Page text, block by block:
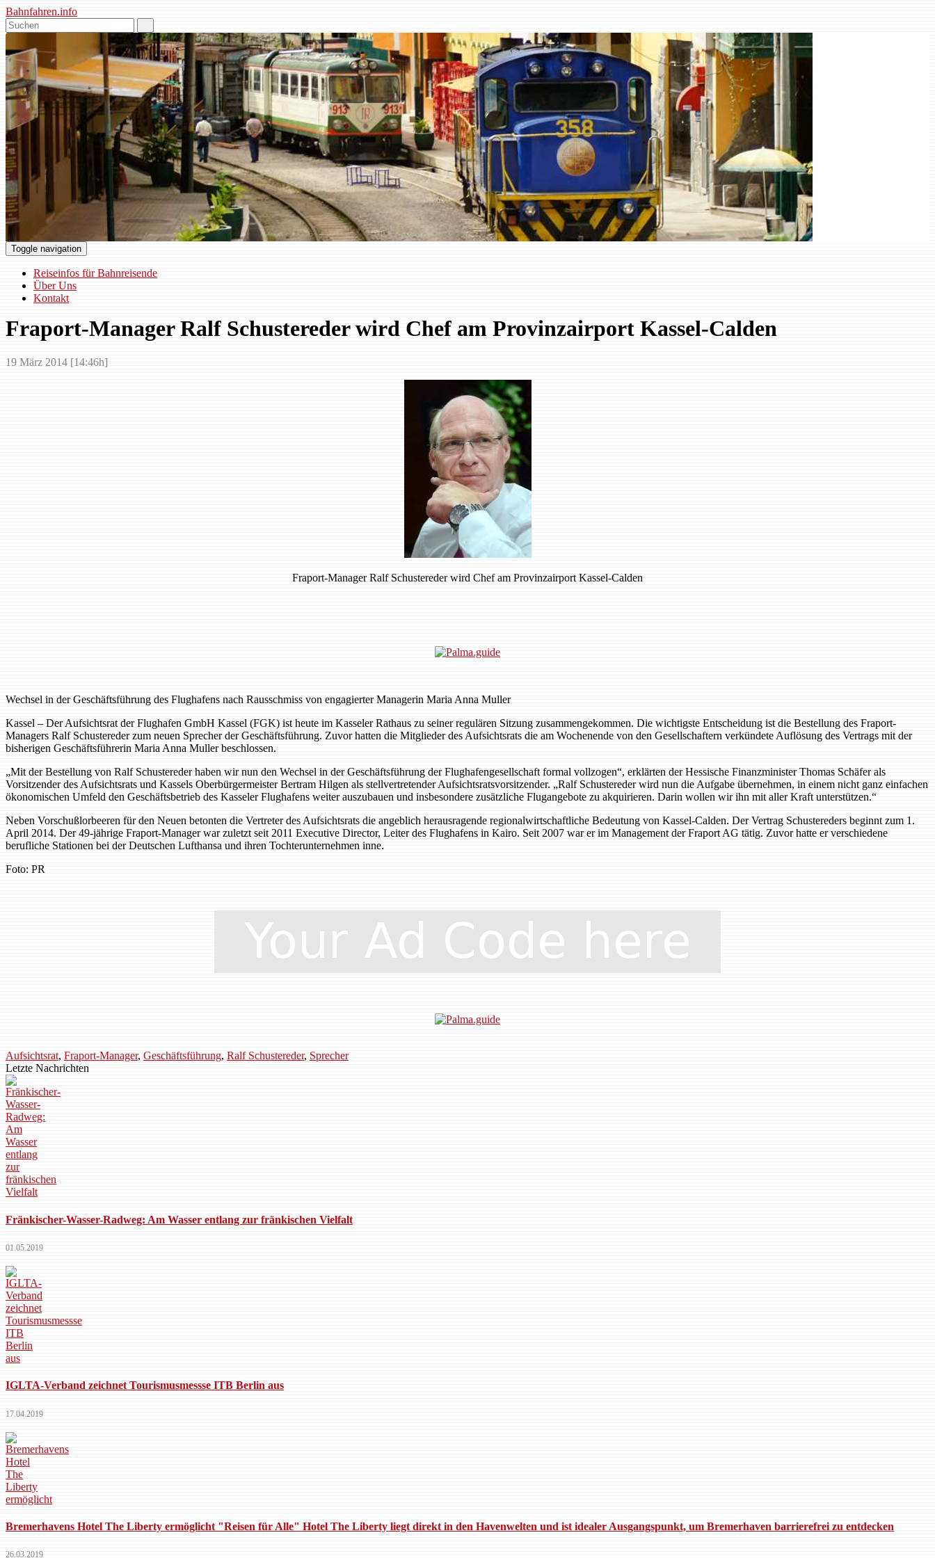
Bahnfahren.info
Toggle navigation
Reiseinfos für Bahnreisende
Über Uns
Kontakt
Fraport-Manager Ralf Schustereder wird Chef am Provinzairport Kassel-Calden
19 März 2014 [14:46h]
Fraport-Manager Ralf Schustereder wird Chef am Provinzairport Kassel-Calden
Wechsel in der Geschäftsführung des Flughafens nach Rausschmiss von engagierter Managerin Maria Anna Muller
Kassel – Der Aufsichtsrat der Flughafen GmbH Kassel (FGK) ist heute im Kasseler Rathaus zu seiner regulären Sitzung zusammengekommen. Die wichtigste Entscheidung ist die Bestellung des Fraport-
Managers Ralf Schustereder zum neuen Sprecher der Geschäftsführung. Zuvor hatten die Mitglieder des Aufsichtsrats die am Wochenende von den Gesellschaftern verkündete Auflösung des Vertrags mit der
bisherigen Geschäftsführerin Maria Anna Muller beschlossen.
„Mit der Bestellung von Ralf Schustereder haben wir nun den Wechsel in der Geschäftsführung der Flughafengesellschaft formal vollzogen“, erklärten der Hessische Finanzminister Thomas Schäfer als
Vorsitzender des Aufsichtsrats und Kassels Oberbürgermeister Bertram Hilgen als stellvertretender Aufsichtsratsvorsitzender. „Ralf Schustereder wird nun die Aufgabe übernehmen, in einem nicht ganz einfachen
ökonomischen Umfeld den Geschäftsbetrieb des Kasseler Flughafens weiter auszubauen und insbesondere zusätzliche Flugangebote zu akquirieren. Darin wollen wir ihn mit aller Kraft unterstützen.“
Neben Vorschußlorbeeren für den Neuen betonten die Vertreter des Aufsichtsrats die angeblich herausragende regionalwirtschaftliche Bedeutung von Kassel-Calden. Der Vertrag Schustereders beginnt zum 1.
April 2014. Der 49-jährige Fraport-Manager war zuletzt seit 2011 Executive Director, Leiter des Flughafens in Kairo. Seit 2007 war er im Management der Fraport AG tätig. Zuvor hatte er verschiedene
berufliche Stationen bei der Deutschen Lufthansa und ihren Tochterunternehmen inne.
Foto: PR
Aufsichtsrat, Fraport-Manager, Geschäftsführung, Ralf Schustereder, Sprecher
Letzte Nachrichten
Fränkischer-Wasser-Radweg: Am Wasser entlang zur fränkischen Vielfalt
01.05.2019
IGLTA-Verband zeichnet Tourismusmessse ITB Berlin aus
17.04.2019
Bremerhavens Hotel The Liberty ermöglicht "Reisen für Alle" Hotel The Liberty liegt direkt in den Havenwelten und ist idealer Ausgangspunkt, um Bremerhaven barrierefrei zu entdecken
26.03.2019